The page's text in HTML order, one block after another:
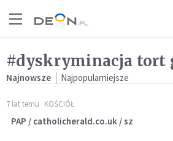
#dyskryminacja tort
Najnowsze Najpopularniejsze
7 lat temu KOŚCIÓŁ
PAP / catholicherald.co.uk / sz